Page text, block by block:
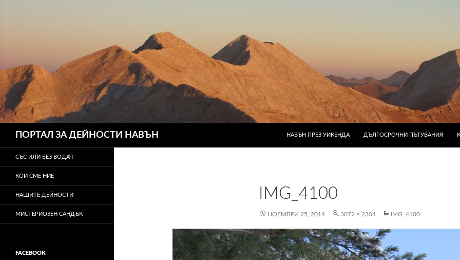
ПОРТАЛ ЗА ДЕЙНОСТИ НАВЪН
НАВЪН ПРЕЗ УИКЕНДА
ДЪЛГОСРОЧНИ ПЪТУВАНИЯ
IMG_4100
НОЕМВРИ 25, 2014 3072 × 2304 IMG_4100
СЪС ИЛИ БЕЗ ВОДАЧ
КОИ СМЕ НИЕ
НАШИТЕ ДЕЙНОСТИ
МИСТЕРИОЗЕН САНДЪК
FACEBOOK